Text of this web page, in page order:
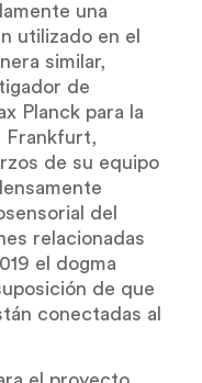
una
utilizado en el
similar,
de
Planck para la
Frankfurt,
de su equipo
del
relacionadas
el dogma
de que
conectadas al